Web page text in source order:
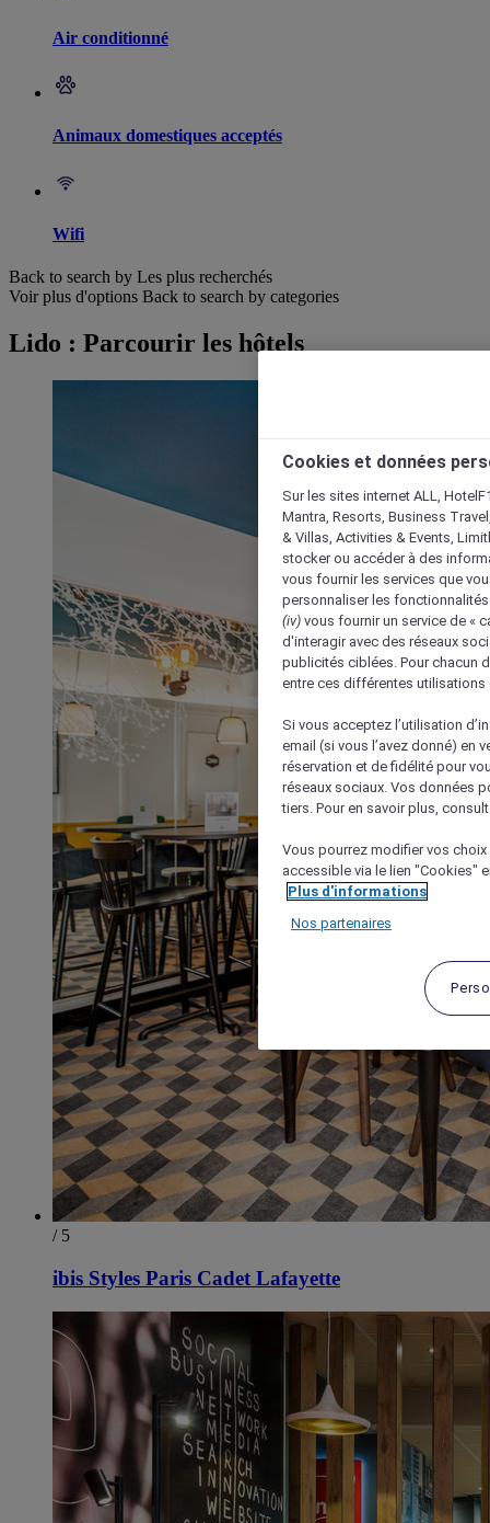
Air conditionné
Animaux domestiques acceptés
Wifi
Back to search by Les plus recherchés
Voir plus d'options Back to search by categories
Lido : Parcourir les hôtels
/ 5
ibis Styles Paris Cadet Lafayette
Cookies et données
Sur les sites internet ALL,
Mantra, Resorts, Business
& Villas, Activities & Events,
stocker ou accéder à des
vous fournir les services que
personnaliser les
(iv) vous fournir un service de «
d'interagir avec des réseaux
publicités ciblées. Pour chacun
entre ces différentes utilisations
Si vous acceptez l’utilisation
email (si vous l’avez donné) en
réservation et de fidélité pour
réseaux sociaux. Vos données
tiers. Pour en savoir plus,
Vous pourrez modifier vos
accessible via le lien "Cookies"
Plus d'informations
Nos partenaires